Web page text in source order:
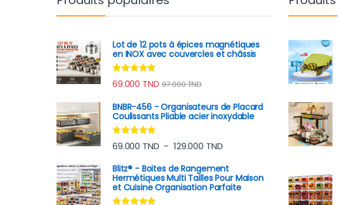
Lot de 12 pots à épices magnétiques
en INOX avec couvercles et châssis
Note4.70
sur 5
69.000 TND 97.000TND
BNBR-456 - Organisateurs de Placard
Coulissants Pliable acier inoxydable
Note4.75
sur 5
69.000 TND – 129.000 TNDPlage de prix : 69.000 TND à
Blitz® - Boites de Rangement
Hermétiques Multi Tailles Pour Maison
et Cuisine Organisation Parfaite